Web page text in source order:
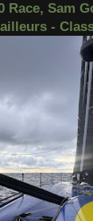
Race, Sam
-